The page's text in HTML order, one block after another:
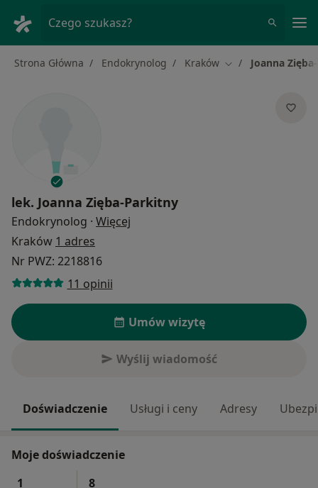
Czego szukasz?
Strona Główna Endokrynolog Kraków Zmień miasto
Joanna
lek. Joanna Zięba-Parkitny
Endokrynolog · Więcej
Kraków 1 adres
Nr PWZ: 2218816
11 opinii
Umów wizytę
Wyślij wiadomość
Doświadczenie Usługi i ceny Adresy
Moje doświadczenie
1
8